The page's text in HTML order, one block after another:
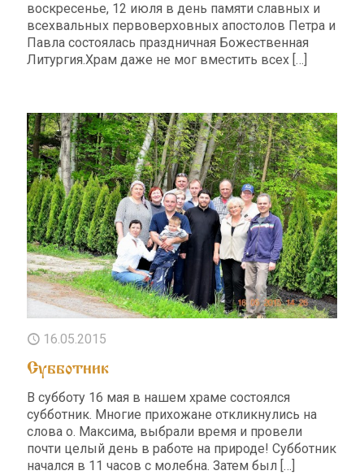
воскресенье, 12 июля в день памяти славных и
всехвальных первоверховных апостолов Петра и
Павла состоялась праздничная Божественная
Литургия.Храм даже не мог вместить всех […]
16.05.2015
Cубботник
В субботу 16 мая в нашем храме состоялся
субботник. Многие прихожане откликнулись на
слова о. Максима, выбрали время и провели
почти целый день в работе на природе! Субботник
начался в 11 часов с молебна. Затем был […]